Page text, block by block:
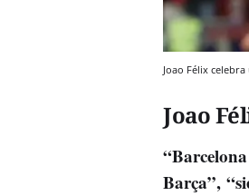
Joao Félix
Joao
Barça”,